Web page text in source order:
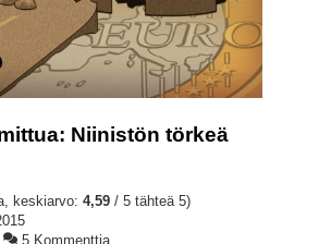
Niinistön törkeä
keskiarvo: 4,59 / 5 tähteä 5)
5 Kommenttia